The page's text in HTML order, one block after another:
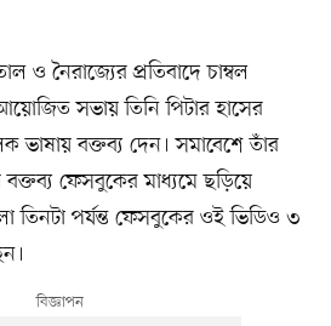
ও নৈরাজ্যের প্রতিবাদে চাম্বল
সভায় তিনি পিটার হাসের
ভাষায় বক্তব্য দেন। সমাবেশে তাঁর
বক্তব্য ফেসবুকের মাধ্যমে ছড়িয়ে
তিনটা পর্যন্ত ফেসবুকের ওই ভিডিও ৩